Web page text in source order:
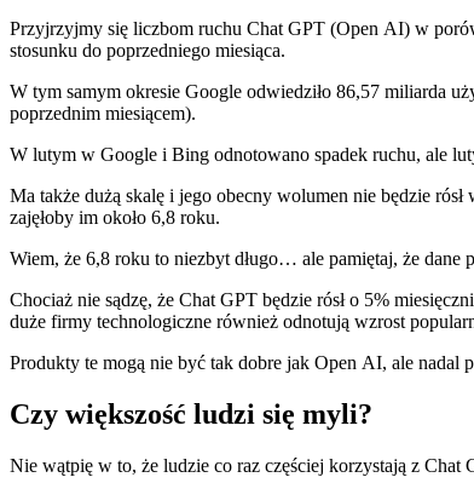
Przyjrzyjmy się liczbom ruchu Chat GPT (Open AI) w
stosunku do poprzedniego miesiąca.
W tym samym okresie Google odwiedziło 86,57 miliarda
poprzednim miesiącem).
W lutym w Google i Bing odnotowano spadek ruchu, ale
Ma także dużą skalę i jego obecny wolumen nie będzie
zajęłoby im około 6,8 roku.
Wiem, że 6,8 roku to niezbyt długo… ale pamiętaj, że dane
Chociaż nie sądzę, że Chat GPT będzie rósł o 5%
duże firmy technologiczne również odnotują wzrost
Produkty te mogą nie być tak dobre jak Open AI, ale nadal
Czy większość ludzi się myli?
Nie wątpię w to, że ludzie co raz częściej korzystają z Chat